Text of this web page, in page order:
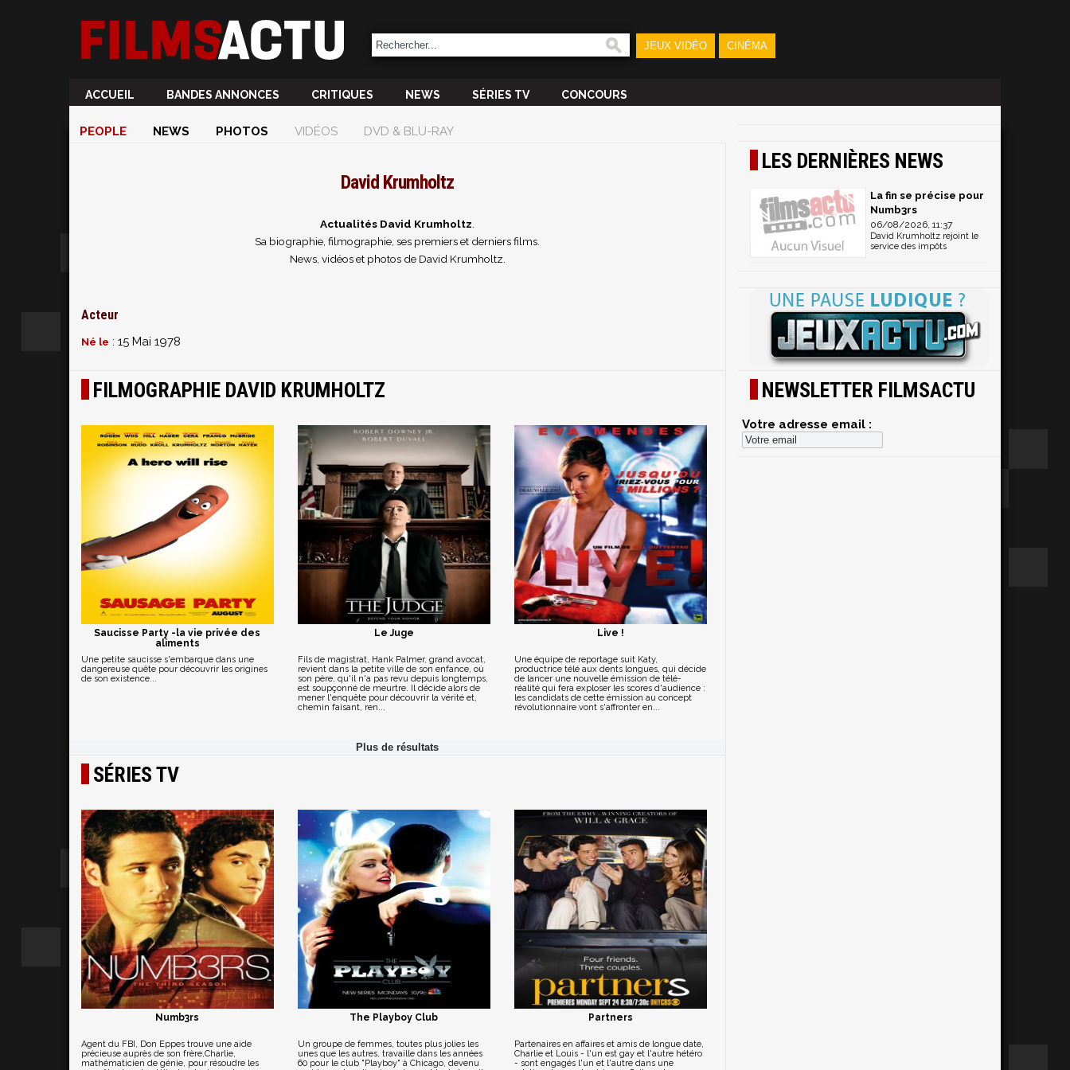
JEUX VIDÉO CINÉMA
ACCUEIL BANDES ANNONCES CRITIQUES NEWS SÉRIES TV CONCOURS
PEOPLE NEWS PHOTOS VIDÉOS DVD & BLU-RAY
David Krumholtz
Actualités David Krumholtz
Sa biographie, filmographie, ses premiers et derniers films.
News, vidéos et photos de David Krumholtz.
Acteur
Né le : 15 Mai 1978
FILMOGRAPHIE DAVID KRUMHOLTZ
Saucisse Party -la vie privée des
aliments
Une petite saucisse s'embarque dans une
dangereuse quête pour découvrir les origines
de son existence...
Le Juge
Fils de magistrat, Hank Palmer, grand avocat,
revient dans la petite ville de son enfance, où
son père, qu'il n'a pas revu depuis longtemps,
est soupçonné de meurtre. Il décide alors de
mener l'enquête pour découvrir la vérité et,
chemin faisant, ren...
Live !
Une équipe de reportage suit Katy,
productrice télé aux dents longues, qui décide
de lancer une nouvelle émission de télé-
réalité qui fera exploser les scores d'audience :
les candidats de cette émission au concept
révolutionnaire vont s'affronter en...
SÉRIES TV
Numb3rs
Agent du FBI, Don Eppes trouve une aide
précieuse auprès de son frère,Charlie,
mathématicien de génie, pour résoudre les
The Playboy Club
Un groupe de femmes, toutes plus jolies les
unes que les autres, travaille dans les années
60 pour le club "Playboy" à Chicago, devenu
Partners
Partenaires en affaires et amis de longue date,
Charlie et Louis - l'un est gay et l'autre hétéro
- sont engagés l'un et l'autre dans une
LES DERNIÈRES NEWS
La fin se précise pour
Numb3rs
06/08/2026, 11:37
David Krumholtz rejoint le
service des impôts
NEWSLETTER FILMSACTU
Votre adresse email :